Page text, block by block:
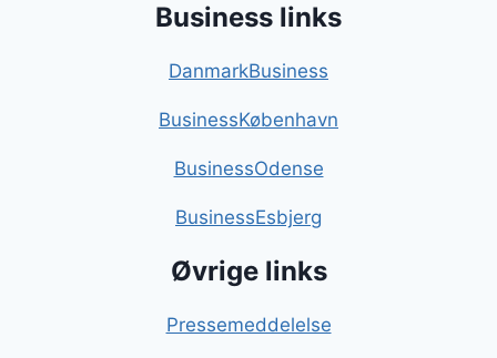
Business links
DanmarkBusiness
BusinessKøbenhavn
BusinessOdense
BusinessEsbjerg
Øvrige links
Pressemeddelelse